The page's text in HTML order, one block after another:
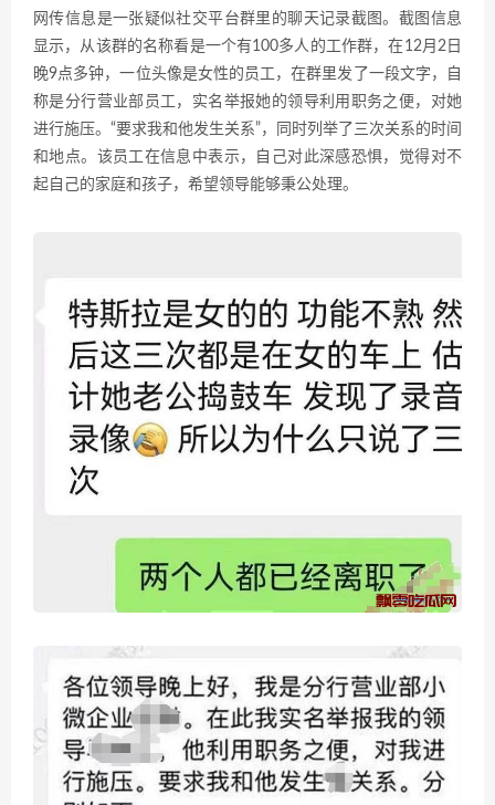
网传信息是一张疑似社交平台群里的聊天记录截图。截图信息
显示，从该群的名称看是一个有100多人的工作群，在12月2日
晚9点多钟，一位头像是女性的员工，在群里发了一段文字，自
称是分行营业部员工，实名举报她的领导利用职务之便，对她
进行施压。“要求我和他发生关系”，同时列举了三次关系的时间
和地点。该员工在信息中表示，自己对此深感恐惧，觉得对不
起自己的家庭和孩子，希望领导能够秉公处理。